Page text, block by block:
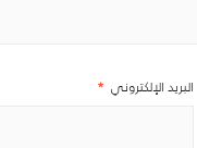
البريد الإلكتروني *